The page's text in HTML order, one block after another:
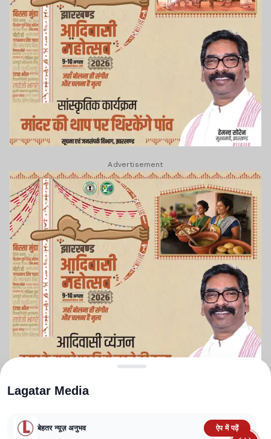
Advertisement
Lagatar Media
बेहतर न्यूज़ अनुभव ऐप में पढ़ें